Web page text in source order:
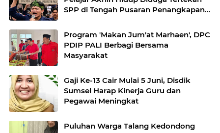
SPP di Tengah Pusaran Penangkapan
Beasiswa yang Mati Suri
Program 'Makan Jum'at Marhaen', DPC
PDIP PALI Berbagi Bersama
Masyarakat
Gaji Ke-13 Cair Mulai 5 Juni, Disdik
Sumsel Harap Kinerja Guru dan
Pegawai Meningkat
Puluhan Warga Talang Kedondong